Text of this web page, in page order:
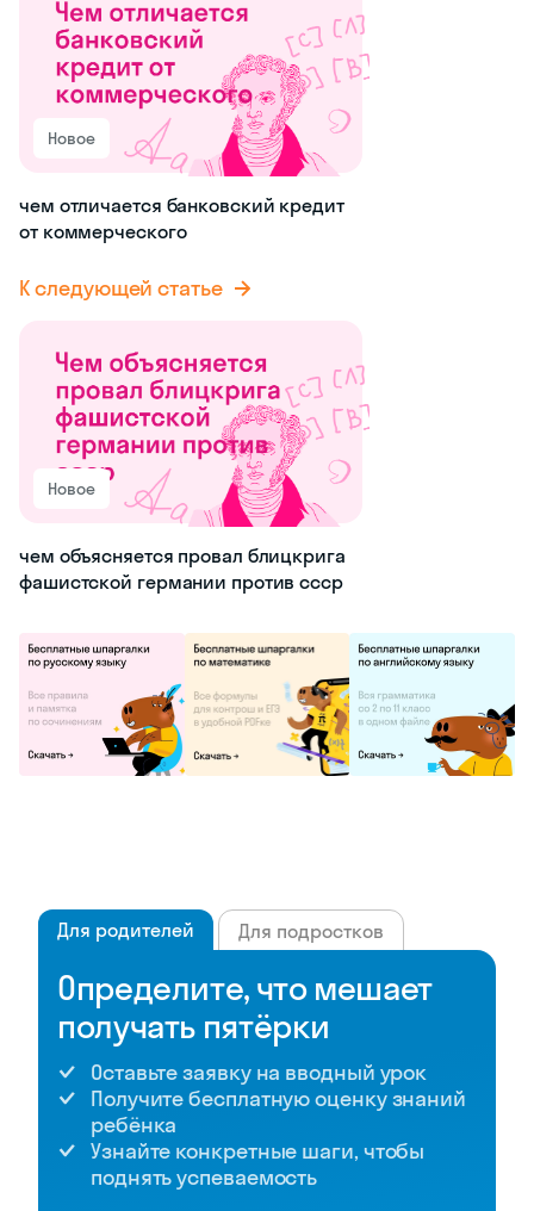
Новое
чем отличается банковский кредит
от коммерческого
К следующей статье
Новое
чем объясняется провал блицкрига
фашистской германии против ссср
Для родителей Для подростков
Определите, что мешает
получать пятёрки
Оставьте заявку на вводный урок
Получите бесплатную оценку знаний
ребёнка
Узнайте конкретные шаги, чтобы
поднять успеваемость